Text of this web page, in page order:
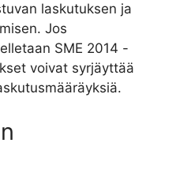
laskutuksen ja
Jos
SME 2014 -
voivat syrjäyttää